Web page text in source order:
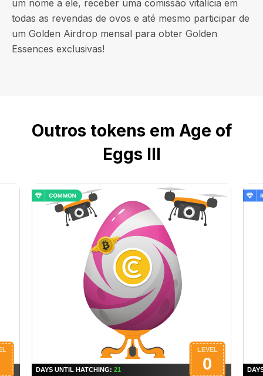
um nome a ele, receber uma comissão vitalícia em
todas as revendas de ovos e até mesmo participar de
um Golden Airdrop mensal para obter Golden
Essences exclusivas!
Outros tokens em Age of
Eggs III